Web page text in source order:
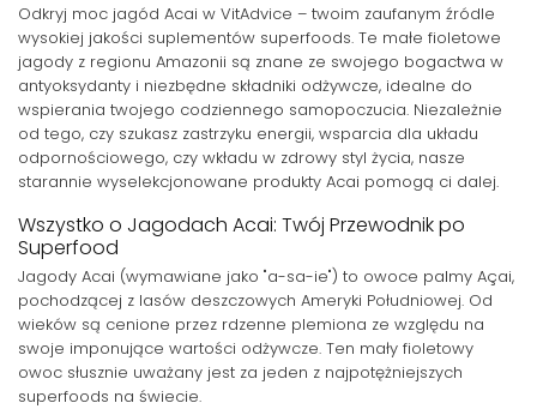
Odkryj moc jagód Acai w VitAdvice – twoim zaufanym źródle
wysokiej jakości suplementów superfoods. Te małe fioletowe
jagody z regionu Amazonii są znane ze swojego bogactwa w
antyoksydanty i niezbędne składniki odżywcze, idealne do
wspierania twojego codziennego samopoczucia. Niezależnie
od tego, czy szukasz zastrzyku energii, wsparcia dla układu
odpornościowego, czy wkładu w zdrowy styl życia, nasze
starannie wyselekcjonowane produkty Acai pomogą ci dalej.
Wszystko o Jagodach Acai: Twój Przewodnik po
Superfood
Jagody Acai (wymawiane jako "a-sa-ie") to owoce palmy Açai,
pochodzącej z lasów deszczowych Ameryki Południowej. Od
wieków są cenione przez rdzenne plemiona ze względu na
swoje imponujące wartości odżywcze. Ten mały fioletowy
owoc słusznie uważany jest za jeden z najpotężniejszych
superfoods na świecie.